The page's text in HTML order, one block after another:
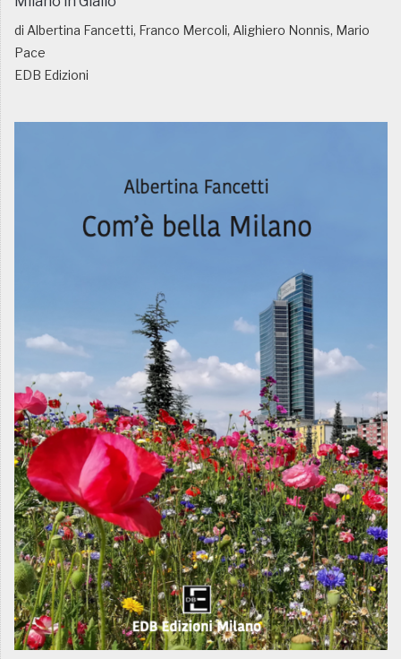
di Albertina Fancetti, Franco Mercoli, Alighiero Nonnis, Mario
Pace
EDB Edizioni